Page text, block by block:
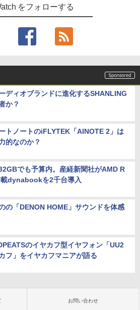
をフォローする
ディオブランドに進化するSHANLING
か？
トノートのiFLYTEK「AINOTE 2」は
的なのか？
でも予算内。産経新聞社がAMD R
dynabookを2千台導入
の「DENON HOME」サウンドを体感
のイヤカフ型イヤフォン「UU2
フ」をイヤカフマニアが語る
お問い合わせ